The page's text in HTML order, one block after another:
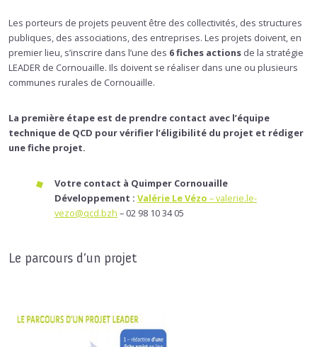
Les porteurs de projets peuvent être des collectivités, des structures
publiques, des associations, des entreprises. Les projets doivent, en
premier lieu, s’inscrire dans l’une des 6 fiches actions de la stratégie
LEADER de Cornouaille. Ils doivent se réaliser dans une ou plusieurs
communes rurales de Cornouaille.
La première étape est de prendre contact avec l’équipe
technique de QCD pour vérifier l’éligibilité du projet et rédiger
une fiche projet.
Votre contact à Quimper Cornouaille
Développement : Valérie Le Vézo –valerie.le-
vezo@qcd.bzh – 02 98 10 34 05
Le parcours d’un projet